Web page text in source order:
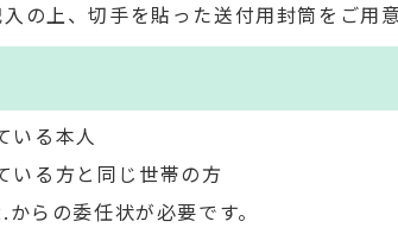
の上、切手を貼った送付用封筒をご用意
いる本人
いる方と同じ世帯の方
らの委任状が必要です。